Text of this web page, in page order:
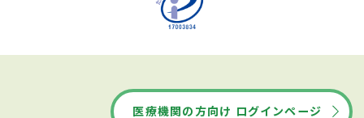
医療機関の方向け ログインページ